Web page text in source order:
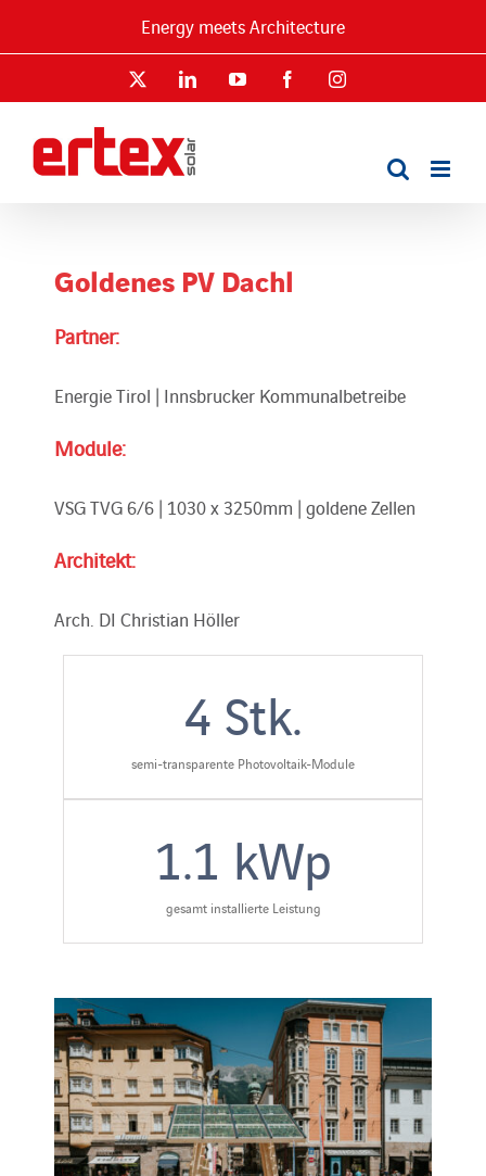
Energy meets Architecture
LinkedInYouTube FacebookInstagram
Goldenes PV Dachl
Partner:
Energie Tirol | Innsbrucker Kommunalbetreibe
Module:
VSG TVG 6/6 | 1030 x 3250mm | goldene Zellen
Architekt:
Arch. DI Christian Höller
4 Stk.
semi-transparente Photovoltaik-Module
1.1 kWp
gesamt installierte Leistung